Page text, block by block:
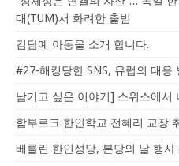
대(TUM)서 화려한 출범
김담예 아동을 소개 합니다.
#27-해킹당한 SNS, 유럽의 대응
남기고 싶은 이야기] 스위스에서
함부르크 한인학교 전혜리 교장
베를린 한인성당, 본당의 날 행사